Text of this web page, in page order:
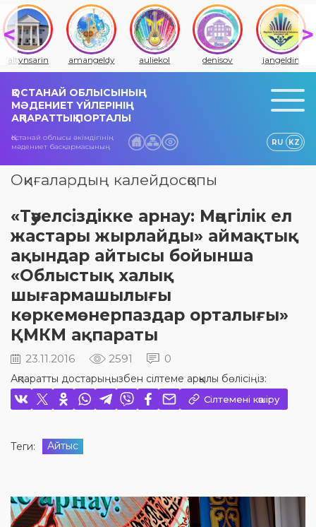
altynsarin amangeldy auliekol denisov jangeldin
ҚОСТАНАЙ ОБЛЫСЫНЫҢ
МӘДЕНИЕТ ҮЙЛЕРІНІҢ
АҚПАРАТТЫҚ ПОРТАЛЫ
Қостанай облысы әкімдігінің
мәдениет басқармасының
RU KZ
Оқиғалардың калейдосқопы
«Тәуелсіздікке арнау: Мәңгілік ел
жастары жырлайды» аймақтық
ақындар айтысы бойынша
«Облыстық халық
шығармашылығы
көркемөнерпаздар орталығы»
ҚМКМ ақпараты
23.11.2016 2591 0
Ақпаратты достарыңызбен сілтеме арқылы бөлісіңіз:
Сілтемені көшіру
Теги: Айтыс